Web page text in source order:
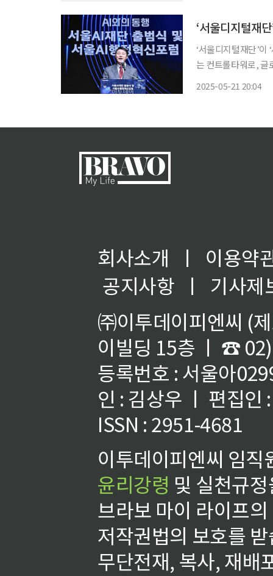
‘서울디지털재단’
는 컨트롤타워로, 글로벌
2025-05-21 20:04
회사소개 ㅣ
이용약
공지사항
ㅣ
기사제
㈜이투데이피엔씨 (
이빌딩 15층 ㅣ ☎
등록번호 : 서울아
인 : 김상우 ㅣ 편집인
ISSN : 2951-4681
이투데이피엔씨 임
윤리강령 및 실천규
브라보 마이 라이프
저작권법의 보호를
무단전재, 복사, 재배